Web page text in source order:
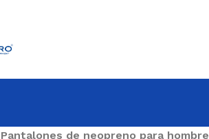
Pantalones de neopreno para hombre